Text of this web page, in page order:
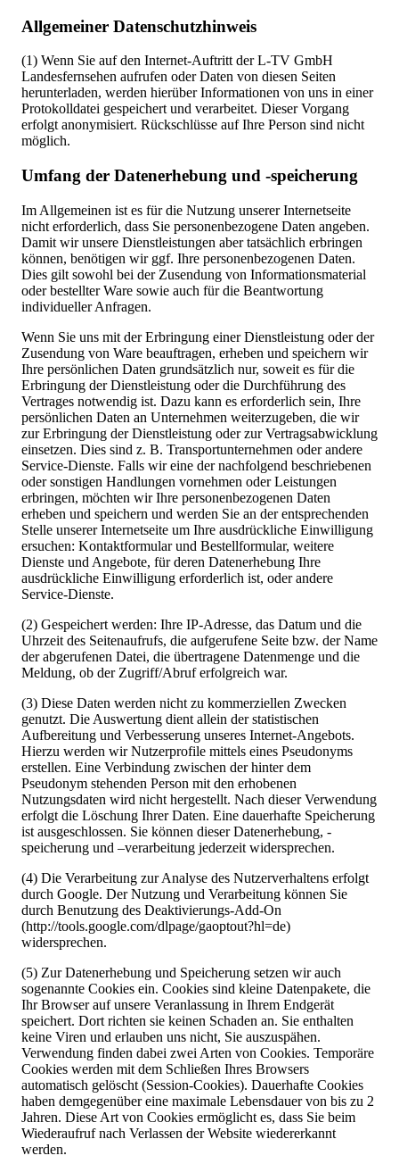
Allgemeiner Datenschutzhinweis
(1) Wenn Sie auf den Internet-Auftritt der L-TV GmbH
Landesfernsehen aufrufen oder Daten von diesen Seiten
herunterladen, werden hierüber Informationen von uns in einer
Protokolldatei gespeichert und verarbeitet. Dieser Vorgang
erfolgt anonymisiert. Rückschlüsse auf Ihre Person sind nicht
möglich.
Umfang der Datenerhebung und -speicherung
Im Allgemeinen ist es für die Nutzung unserer Internetseite
nicht erforderlich, dass Sie personenbezogene Daten angeben.
Damit wir unsere Dienstleistungen aber tatsächlich erbringen
können, benötigen wir ggf. Ihre personenbezogenen Daten.
Dies gilt sowohl bei der Zusendung von Informationsmaterial
oder bestellter Ware sowie auch für die Beantwortung
individueller Anfragen.
Wenn Sie uns mit der Erbringung einer Dienstleistung oder der
Zusendung von Ware beauftragen, erheben und speichern wir
Ihre persönlichen Daten grundsätzlich nur, soweit es für die
Erbringung der Dienstleistung oder die Durchführung des
Vertrages notwendig ist. Dazu kann es erforderlich sein, Ihre
persönlichen Daten an Unternehmen weiterzugeben, die wir
zur Erbringung der Dienstleistung oder zur Vertragsabwicklung
einsetzen. Dies sind z. B. Transportunternehmen oder andere
Service-Dienste. Falls wir eine der nachfolgend beschriebenen
oder sonstigen Handlungen vornehmen oder Leistungen
erbringen, möchten wir Ihre personenbezogenen Daten
erheben und speichern und werden Sie an der entsprechenden
Stelle unserer Internetseite um Ihre ausdrückliche Einwilligung
ersuchen: Kontaktformular und Bestellformular, weitere
Dienste und Angebote, für deren Datenerhebung Ihre
ausdrückliche Einwilligung erforderlich ist, oder andere
Service-Dienste.
(2) Gespeichert werden: Ihre IP-Adresse, das Datum und die
Uhrzeit des Seitenaufrufs, die aufgerufene Seite bzw. der Name
der abgerufenen Datei, die übertragene Datenmenge und die
Meldung, ob der Zugriff/Abruf erfolgreich war.
(3) Diese Daten werden nicht zu kommerziellen Zwecken
genutzt. Die Auswertung dient allein der statistischen
Aufbereitung und Verbesserung unseres Internet-Angebots.
Hierzu werden wir Nutzerprofile mittels eines Pseudonyms
erstellen. Eine Verbindung zwischen der hinter dem
Pseudonym stehenden Person mit den erhobenen
Nutzungsdaten wird nicht hergestellt. Nach dieser Verwendung
erfolgt die Löschung Ihrer Daten. Eine dauerhafte Speicherung
ist ausgeschlossen. Sie können dieser Datenerhebung, -
speicherung und –verarbeitung jederzeit widersprechen.
(4) Die Verarbeitung zur Analyse des Nutzerverhaltens erfolgt
durch Google. Der Nutzung und Verarbeitung können Sie
durch Benutzung des Deaktivierungs-Add-On
(http://tools.google.com/dlpage/gaoptout?hl=de)
widersprechen.
(5) Zur Datenerhebung und Speicherung setzen wir auch
sogenannte Cookies ein. Cookies sind kleine Datenpakete, die
Ihr Browser auf unsere Veranlassung in Ihrem Endgerät
speichert. Dort richten sie keinen Schaden an. Sie enthalten
keine Viren und erlauben uns nicht, Sie auszuspähen.
Verwendung finden dabei zwei Arten von Cookies. Temporäre
Cookies werden mit dem Schließen Ihres Browsers
automatisch gelöscht (Session-Cookies). Dauerhafte Cookies
haben demgegenüber eine maximale Lebensdauer von bis zu 2
Jahren. Diese Art von Cookies ermöglicht es, dass Sie beim
Wiederaufruf nach Verlassen der Website wiedererkannt
werden.